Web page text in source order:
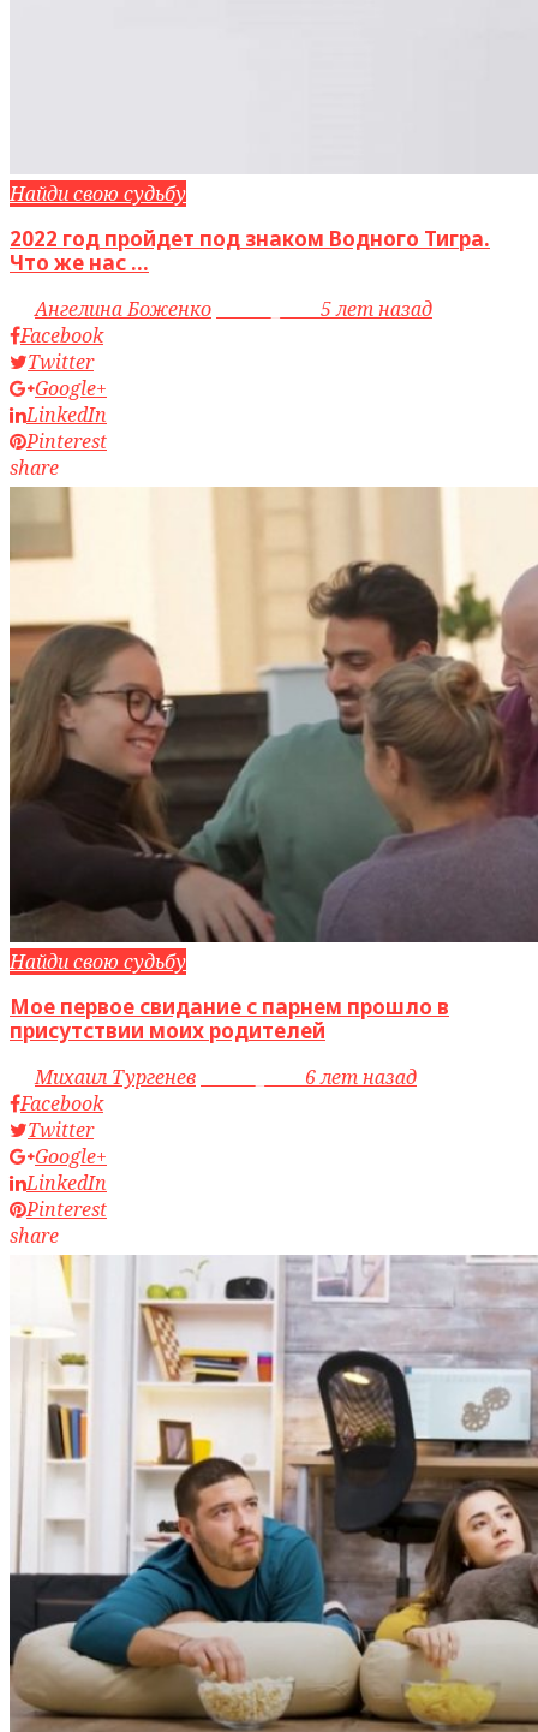
Найди свою судьбу
2022 год пройдет под знаком Водного Тигра.
Что же нас ...
byАнгелина Боженко
5 лет назад
Facebook
Twitter
Google+
LinkedIn
Pinterest
share
Найди свою судьбу
Мое первое свидание с парнем прошло в
присутствии моих родителей
byМихаил Тургенев
6 лет назад
Facebook
Twitter
Google+
LinkedIn
Pinterest
share